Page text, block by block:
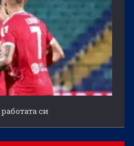
си